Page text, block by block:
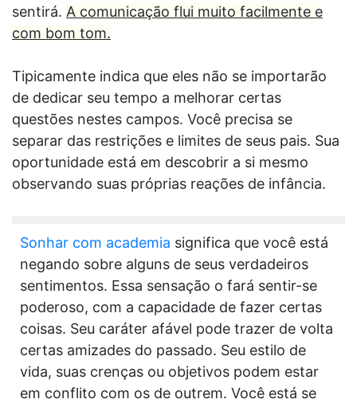
sentirá. A comunicação flui muito facilmente e
com bom tom.
Tipicamente indica que eles não se importarão
de dedicar seu tempo a melhorar certas
questões nestes campos. Você precisa se
separar das restrições e limites de seus pais. Sua
oportunidade está em descobrir a si mesmo
observando suas próprias reações de infância.
Sonhar com academia significa que você está
negando sobre alguns de seus verdadeiros
sentimentos. Essa sensação o fará sentir-se
poderoso, com a capacidade de fazer certas
coisas. Seu caráter afável pode trazer de volta
certas amizades do passado. Seu estilo de
vida, suas crenças ou objetivos podem estar
em conflito com os de outrem. Você está se